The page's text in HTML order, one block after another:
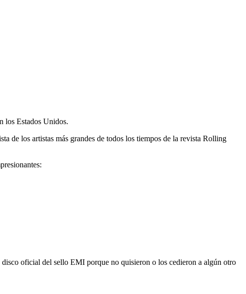
los Estados Unidos.
de los artistas más grandes de todos los tiempos de la revista Rolling
oficial del sello EMI porque no quisieron o los cedieron a algún otro